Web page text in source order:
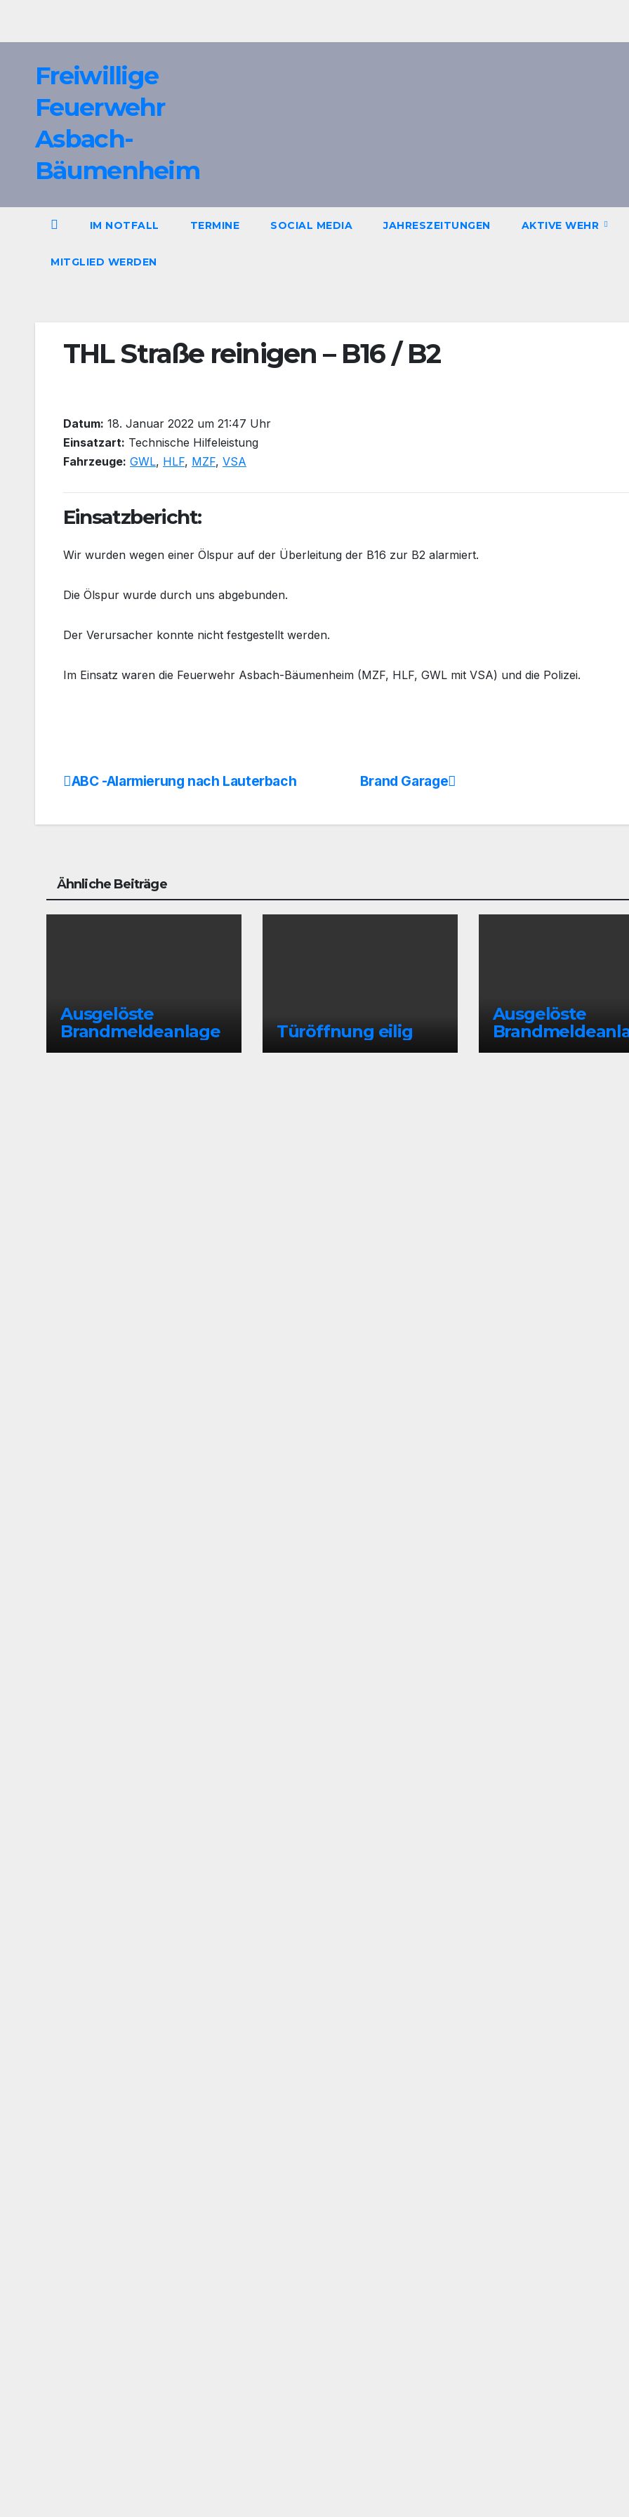
Freiwillige
Feuerwehr
Asbach-
Bäumenheim
IM NOTFALL TERMINE SOCIAL MEDIA JAHRESZEITUNGEN AKTIVE WEHR
MITGLIED WERDEN
THL Straße reinigen – B16 / B2
Datum: 18. Januar 2022 um 21:47 Uhr
Einsatzart: Technische Hilfeleistung
Fahrzeuge: GWL, HLF, MZF, VSA
Einsatzbericht:
Wir wurden wegen einer Ölspur auf der Überleitung der B16 zur B2 alarmiert.
Die Ölspur wurde durch uns abgebunden.
Der Verursacher konnte nicht festgestellt werden.
Im Einsatz waren die Feuerwehr Asbach-Bäumenheim (MZF, HLF, GWL mit VSA) und die Polizei.
Beitrags-
Brand Garage
ABC -Alarmierung nach Lauterbach
Ähnliche Beiträge
Ausgelöste
Brandmeldeanlage
Türöffnung eilig
Ausgelöste